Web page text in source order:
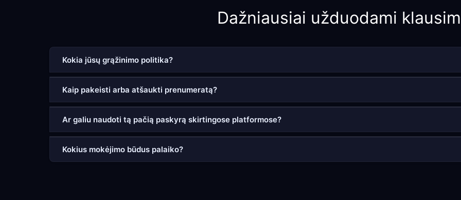
Dažniausiai užduodami
Kokia jūsų grąžinimo politika?
Kaip pakeisti arba atšaukti prenumeratą?
Ar galiu naudoti tą pačią paskyrą skirtingose platformose?
Kokius mokėjimo būdus palaiko?